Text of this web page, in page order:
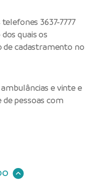
3637-7777
quais os
de cadastramento no
e vinte e
pessoas com